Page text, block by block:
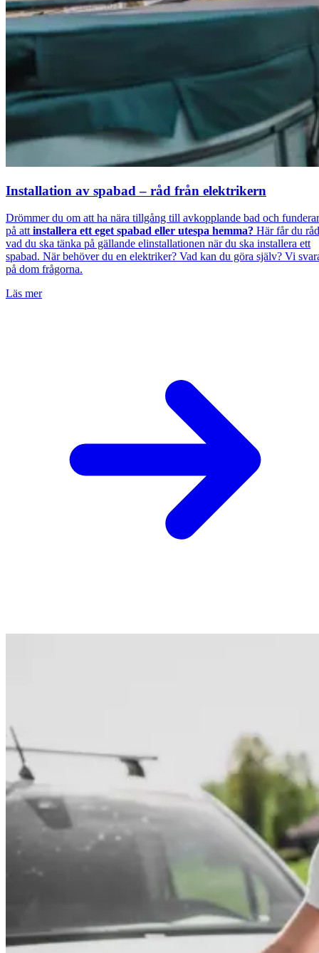
Installation av spabad – råd från elektrikern
Drömmer du om att ha nära tillgång till avkopplande bad och funderar
på attinstallera ett eget spabad eller utespa hemma? Här får du råd
vad du ska tänka på gällande elinstallationen när du ska installera ett
spabad. När behöver du en elektriker? Vad kan du göra själv? Vi
på dom frågorna.
Läs mer